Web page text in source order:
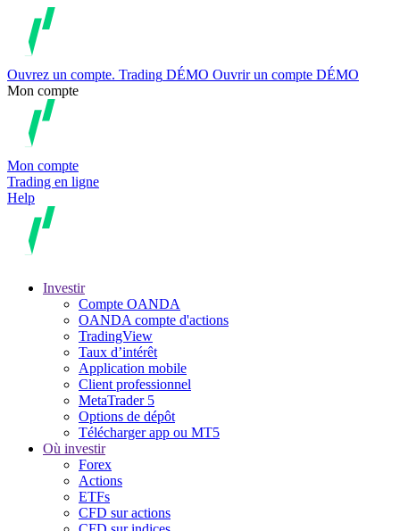
Ouvrez un compte. Trading DÉMO Ouvrir un compte DÉMO
Mon compte
Mon compte
Trading en ligne
Help
Investir
Compte OANDA
OANDA compte d'actions
TradingView
Taux d’intérêt
Application mobile
Client professionnel
MetaTrader 5
Options de dépôt
Télécharger app ou MT5
Où investir
Forex
Actions
ETFs
CFD sur actions